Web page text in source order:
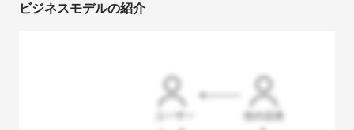
ビジネスモデルの紹介